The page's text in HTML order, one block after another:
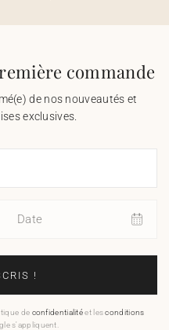
commande
de nos nouveautés et
exclusives.
Date
!
de confidentialitéet lesconditions
s'appliquent.